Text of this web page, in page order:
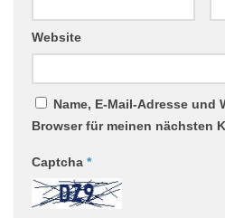
Website
Name, E-Mail-Adresse und
Browser für meinen nächsten
Captcha *